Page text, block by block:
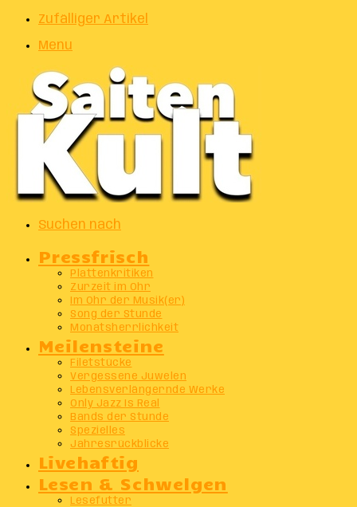
Zufälliger Artikel
Menu
Suchen nach
Pressfrisch
Plattenkritiken
Zurzeit im Ohr
Im Ohr der Musik(er)
Song der Stunde
Monatsherrlichkeit
Meilensteine
Filetstücke
Vergessene Juwelen
Lebensverlängernde Werke
Only Jazz Is Real
Bands der Stunde
Spezielles
Jahresrückblicke
Livehaftig
Lesen & Schwelgen
Lesefutter